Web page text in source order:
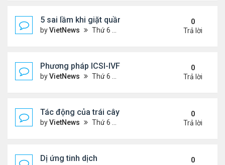
5 sai lầm khi giặt quần áo
byVietNews Thứ 6 Tháng 8 05, 2022 2:21 pm
0
Trả lời
Phương pháp ICSI-IVF điều trị vô sinh nam nặng
byVietNews Thứ 6 Tháng 8 05, 2022 12:24 pm
0
Trả lời
Tác động của trái cây sấy đến đường huyết
byVietNews Thứ 6 Tháng 8 05, 2022 12:13 pm
0
Trả lời
Dị ứng tinh dịch
0